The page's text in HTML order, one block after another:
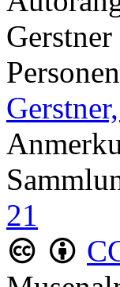
Gerstner
Personen
21